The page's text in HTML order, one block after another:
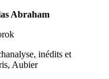
Abraham
inédits et
Aubier